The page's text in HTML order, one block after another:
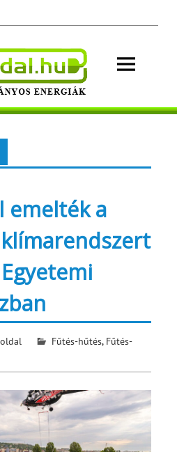
energiák.
emelték a
Fűtés-hűtés, Fűtés-